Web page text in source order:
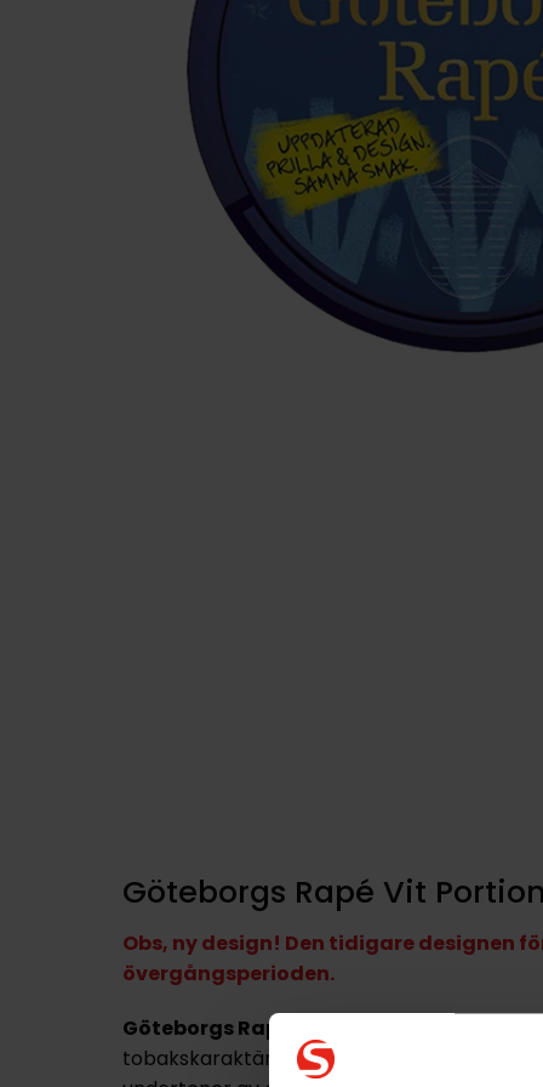
Göteborgs Rapé Vit Portion
Obs, ny design! Den tidigare designen
övergångsperioden.
Göteborgs Rapé Vit Portion
tobakskaraktär
. Smaken präglas av